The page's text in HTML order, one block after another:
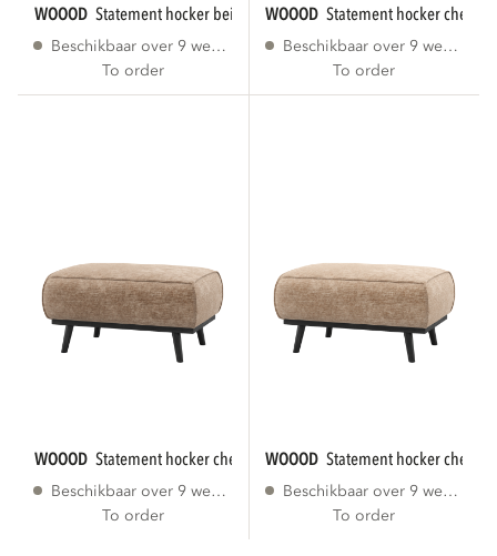
WOOOD statement hocker beige melange
Beschikbaar over 9 weken
To order
WOOOD statement hocker
Beschikbaar over 9 weken
To order
WOOOD statement hocker chenille velvet taupe...
Beschikbaar over 9 weken
To order
WOOOD statement hocker
Beschikbaar over 9 weken
To order